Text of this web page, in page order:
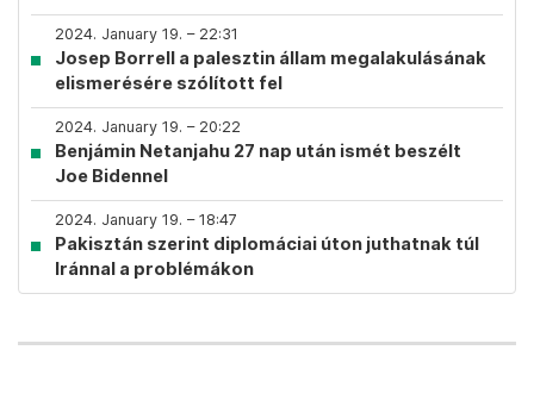
2024. January 19. – 22:31
Josep Borrell a palesztin állam megalakulásának
elismerésére szólított fel
2024. January 19. – 20:22
Benjámin Netanjahu 27 nap után ismét beszélt
Joe Bidennel
2024. January 19. – 18:47
Pakisztán szerint diplomáciai úton juthatnak túl
Iránnal a problémákon